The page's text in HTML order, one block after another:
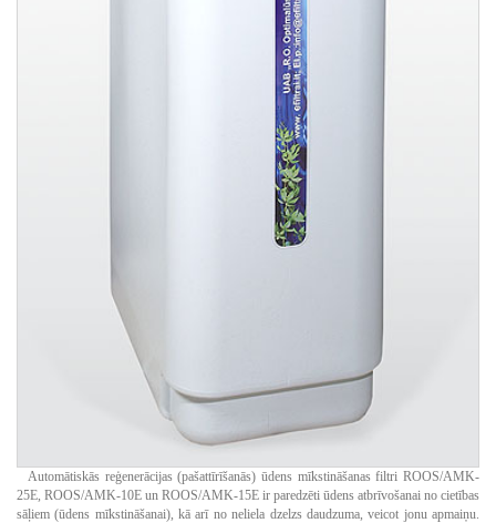
Automātiskās reģenerācijas (pašattīrīšanās) ūdens mīkstināšanas filtri ROOS/AMK-
25E, ROOS/AMK-10E un ROOS/AMK-15E ir paredzēti ūdens atbrīvošanai no cietības
sāļiem (ūdens mīkstināšanai), kā arī no neliela dzelzs daudzuma, veicot jonu apmaiņu.